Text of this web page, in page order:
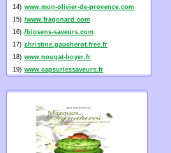
14) www.mon-olivier-de-provence.com
15) /www.fragonard.com
16) /biosens-saveurs.com
17) christine.gaucherot.free.fr
18) www.nougat-boyer.fr
19) www.capsurlessaveurs.fr